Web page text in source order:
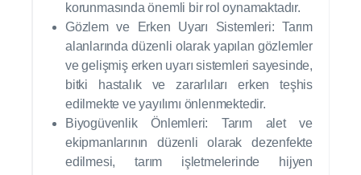
korunmasında önemli bir rol oynamaktadır.
Gözlem ve Erken Uyarı Sistemleri: Tarım
alanlarında düzenli olarak yapılan gözlemler
ve gelişmiş erken uyarı sistemleri sayesinde,
bitki hastalık ve zararlıları erken teşhis
edilmekte ve yayılımı önlenmektedir.
Biyogüvenlik Önlemleri: Tarım alet ve
ekipmanlarının düzenli olarak dezenfekte
edilmesi, tarım işletmelerinde hijyen